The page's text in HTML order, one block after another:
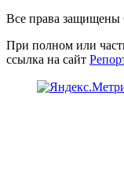
Все права защищены
При полном или
ссылка на сайт